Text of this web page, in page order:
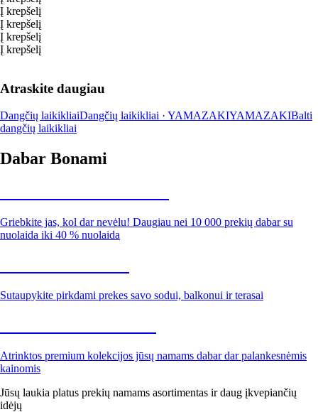
Į krepšelį
Į krepšelį
Į krepšelį
Į krepšelį
Atraskite daugiau
Dangčių laikikliaiDangčių laikikliai · YAMAZAKIYAMAZAKIBalti
dangčių laikikliai
Dabar Bonami
Griebkite jas, kol dar nevėlu! Daugiau nei 10 000 prekių dabar su
nuolaida iki 40 % nuolaida
Sutaupykite pirkdami prekes savo sodui, balkonui ir terasai
Atrinktos premium kolekcijos jūsų namams dabar dar palankesnėmis
kainomis
Jūsų laukia platus prekių namams asortimentas ir daug įkvepiančių
idėjų